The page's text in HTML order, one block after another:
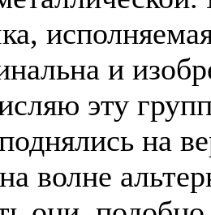
и
эту
на
волне